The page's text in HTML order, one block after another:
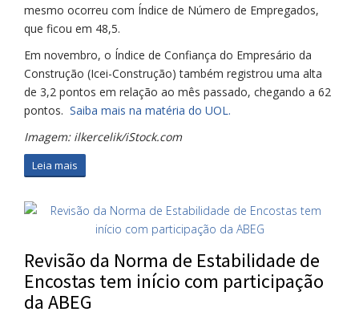
mesmo ocorreu com Índice de Número de Empregados,
que ficou em 48,5.
Em novembro, o Índice de Confiança do Empresário da
Construção (Icei-Construção) também registrou uma alta
de 3,2 pontos em relação ao mês passado, chegando a 62
pontos. Saiba mais na matéria do UOL.
Imagem: ilkercelik/iStock.com
Leia mais
Revisão da Norma de Estabilidade de
Encostas tem início com participação
da ABEG